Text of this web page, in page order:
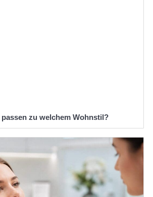
zu welchem Wohnstil?